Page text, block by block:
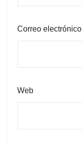
Correo electrónico
Web